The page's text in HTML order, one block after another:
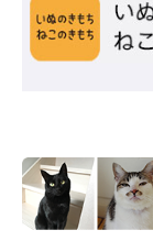
と、見られるチ
て飼い主さんが
士）
参考／「ねこのき